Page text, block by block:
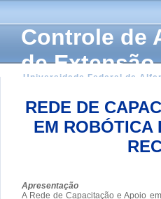
Controle de
de Extensão
Universidade Federal de
REDE DE
EM ROBÓTICA
Apresentação
A Rede de Capacitação e Apoio